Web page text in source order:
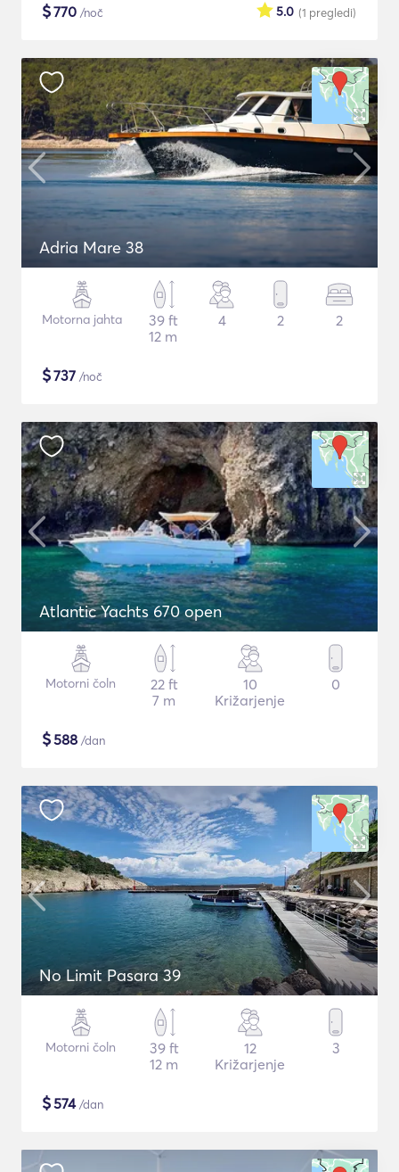
$770 /noč (1 pregledi)
5.0
Adria Mare 38
Motorna jahta
39 ft
12 m
4 2 2
$737 /noč
Atlantic Yachts 670 open
Motorni čoln
22 ft
7 m
10
Križarjenje
0
$588 /dan
No Limit Pasara 39
Motorni čoln
39 ft
12 m
12
Križarjenje
3
$574/dan